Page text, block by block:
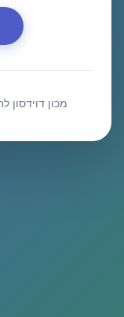
מכון דוידסון